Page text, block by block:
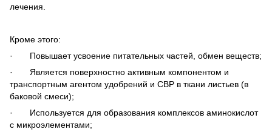
лечения.
Кроме этого:
· Повышает усвоение питательных частей, обмен веществ;
· Является поверхностно активным компонентом и
транспортным агентом удобрений и СВР в ткани листьев (в
баковой смеси);
· Используется для образования комплексов аминокислот
с микроэлементами;